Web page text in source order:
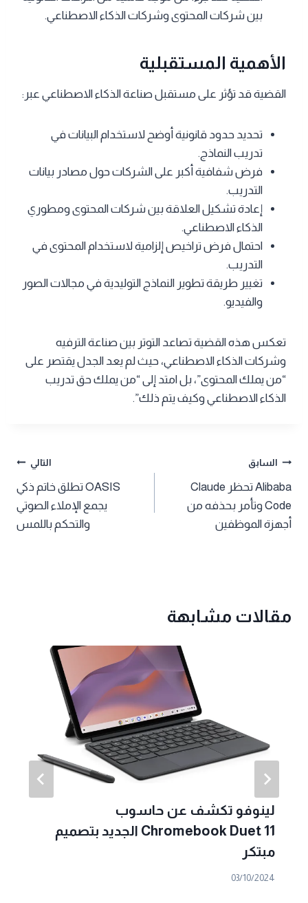
بين شركات المحتوى وشركات الذكاء الاصطناعي.
الأهمية المستقبلية
القضية قد تؤثر على مستقبل صناعة الذكاء الاصطناعي عبر:
تحديد حدود قانونية أوضح لاستخدام البيانات في
تدريب النماذج.
فرض شفافية أكبر على الشركات حول مصادر بيانات
التدريب.
إعادة تشكيل العلاقة بين شركات المحتوى ومطوري
الذكاء الاصطناعي.
احتمال فرض تراخيص إلزامية لاستخدام المحتوى في
التدريب.
تغيير طريقة تطوير النماذج التوليدية في مجالات الصور
والفيديو.
تعكس هذه القضية تصاعد التوتر بين صناعة الترفيه
وشركات الذكاء الاصطناعي، حيث لم يعد الجدل يقتصر على
“من يملك المحتوى”، بل امتد إلى “من يملك حق تدريب
الذكاء الاصطناعي وكيف يتم ذلك”.
تصفّح
المقالات
السابق
Alibaba تحظر Claude
Code وتأمر بحذفه من
أجهزة الموظفين
التالي
OASIS تطلق خاتم ذكي
يجمع الإملاء الصوتي
والتحكم باللمس
مقالات مشابهة
لينوفو تكشف عن حاسوب
Chromebook Duet 11 الجديد بتصميم
مبتكر
03/10/2024